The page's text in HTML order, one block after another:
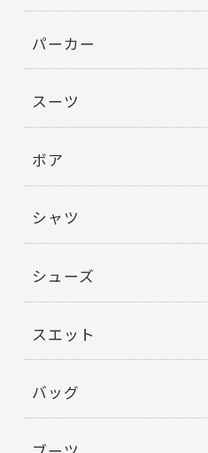
パーカー
スーツ
ボア
シャツ
シューズ
スエット
バッグ